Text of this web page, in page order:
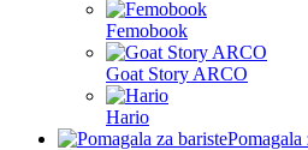
Femobook
Goat Story ARCO
Hario
Pomagala